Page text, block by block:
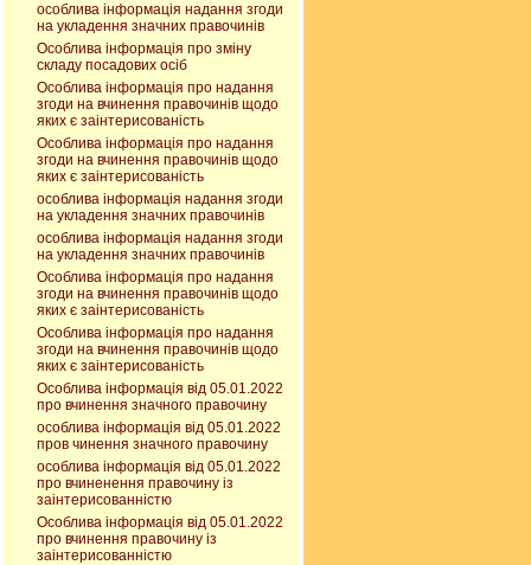
особлива інформація надання згоди
на укладення значних правочинів
Особлива інформація про зміну
складу посадових осіб
Особлива інформація про надання
згоди на вчинення правочинів щодо
яких є заінтерисованість
Особлива інформація про надання
згоди на вчинення правочинів щодо
яких є заінтерисованість
особлива інформація надання згоди
на укладення значних правочинів
особлива інформація надання згоди
на укладення значних правочинів
Особлива інформація про надання
згоди на вчинення правочинів щодо
яких є заінтерисованість
Особлива інформація про надання
згоди на вчинення правочинів щодо
яких є заінтерисованість
Особлива інформація від 05.01.2022
про вчинення значного правочину
особлива інформація від 05.01.2022
пров чинення значного правочину
особлива інформація від 05.01.2022
про вчиненення правочину із
заінтерисованністю
Особлива інформація від 05.01.2022
про вчинення правочину із
заінтерисованністю